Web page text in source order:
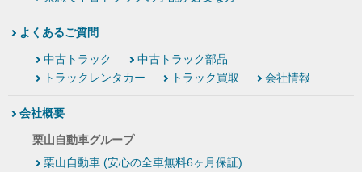
よくあるご質問
中古トラック
中古トラック部品
トラックレンタカー
トラック買取 会社情報
会社概要
栗山自動車グループ
栗山自動車 (安心の全車無料6ヶ月保証)